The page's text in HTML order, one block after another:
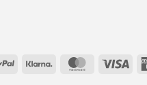
PayPal Klarna MasterCard Visa